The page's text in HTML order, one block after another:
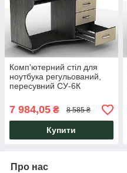
Комп'ютерний стіл для
ноутбука регульований,
пересувний СУ-6К
Меблі
7 984,05 ₴ 8 585 ₴
Купити
Про нас